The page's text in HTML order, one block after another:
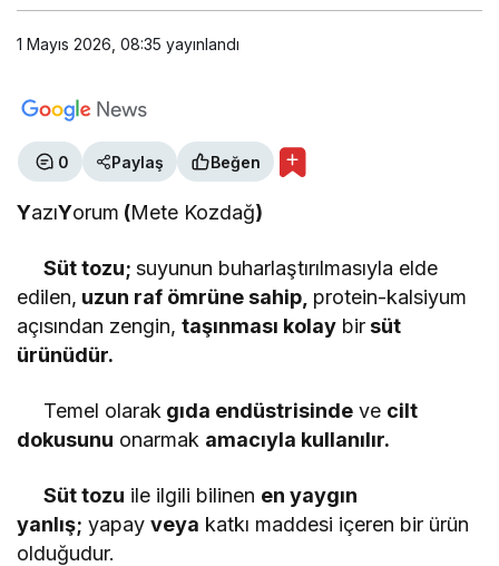
"HEM SALAH HEM DE TRABZONSPOR 8
GÜN İÇİNDE UYUM SAĞLAMALI"
VE LONDRA’YA"
ESİN BALIBEK
ÖNDER BALIKÇI
METE KOZDAĞ
1 Mayıs 2026, 08:35 yayınlandı
0 Paylaş Beğen
YazıYorum (Mete Kozdağ)
Süt tozu;suyunun buharlaştırılmasıyla elde
edilen, uzun raf ömrüne sahip, protein-kalsiyum
açısından zengin,taşınması kolay birsüt
ürünüdür.
Temel olarak gıda endüstrisinde ve cilt
dokusunu onarmak amacıyla kullanılır.
Süt tozu ile ilgili bilinen en yaygın
yanlış; yapayveya katkı maddesi içeren bir ürün
olduğudur.